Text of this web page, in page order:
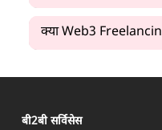
क्या Web3
बी2बी सर्विसेस